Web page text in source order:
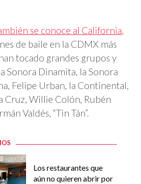
se conoce al California,
de baile en la CDMX más
tocado grandes grupos y
Sonora Dinamita, la Sonora
Felipe Urban, la Continental,
Cruz, Willie Colón, Rubén
Valdés, “Tin Tán”.
Los restaurantes que
aún no quieren abrir por